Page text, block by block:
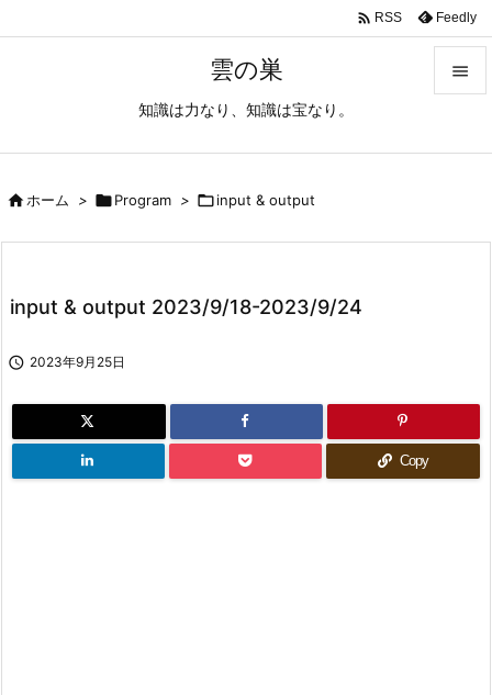
雲の巣
知識は力なり、知識は宝なり。

 RSS Feedly
ホーム > Program > input & output
input & output 2023/9/18-2023/9/24
 2023年9月25日
Copy